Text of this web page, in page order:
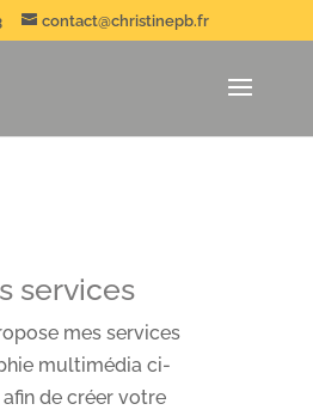
contact@christinepb.fr
services
mes services
multimédia ci-
de créer votre